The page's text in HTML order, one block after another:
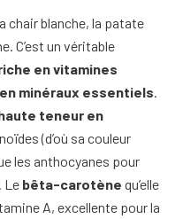
chair blanche, la patate
C’est un véritable
en vitamines
en minéraux essentiels
teneur en
(d’où sa couleur
les anthocyanes pour
Le bêta-carotène qu’elle
A, excellente pour la